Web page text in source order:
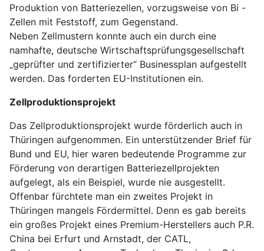
Produktion von Batteriezellen, vorzugsweise von Bi -
Zellen mit Feststoff, zum Gegenstand.
Neben Zellmustern konnte auch ein durch eine
namhafte, deutsche Wirtschaftsprüfungsgesellschaft
„geprüfter und zertifizierter“ Businessplan aufgestellt
werden. Das forderten EU-Institutionen ein.
Zellproduktionsprojekt
Das Zellproduktionsprojekt wurde förderlich auch in
Thüringen aufgenommen. Ein unterstützender Brief für
Bund und EU, hier waren bedeutende Programme zur
Förderung von derartigen Batteriezellprojekten
aufgelegt, als ein Beispiel, wurde nie ausgestellt.
Offenbar fürchtete man ein zweites Projekt in
Thüringen mangels Fördermittel. Denn es gab bereits
ein großes Projekt eines Premium-Herstellers auch P.R.
China bei Erfurt und Arnstadt, der CATL,